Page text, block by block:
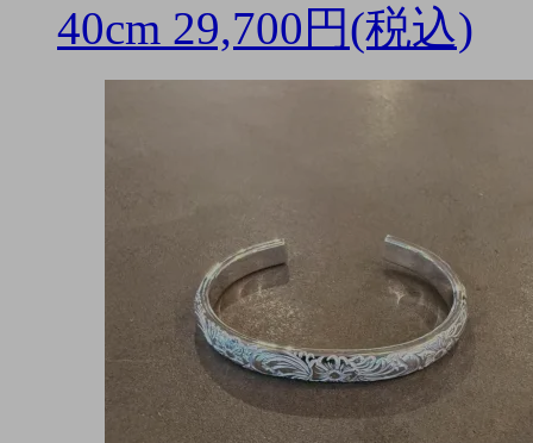
40cm 29,700円(税込)